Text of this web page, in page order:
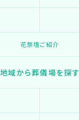
花祭壇ご紹介
地域から葬儀場を探す